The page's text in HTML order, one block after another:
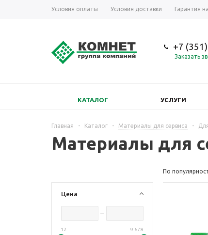
Условия оплаты Условия доставки Гарантия
+7
Заказать
КАТАЛОГ УСЛУГИ
Главная - Каталог - Материалы для сервиса -
Материалы для
Цена
12 9 678
По